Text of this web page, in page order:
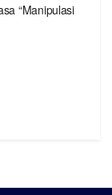
“Manipulasi